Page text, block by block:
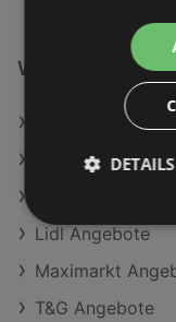
Weiterführende
Clever
Formil
Handl Tyrol
Lidl Angebote
Maximarkt
T&G Angebote